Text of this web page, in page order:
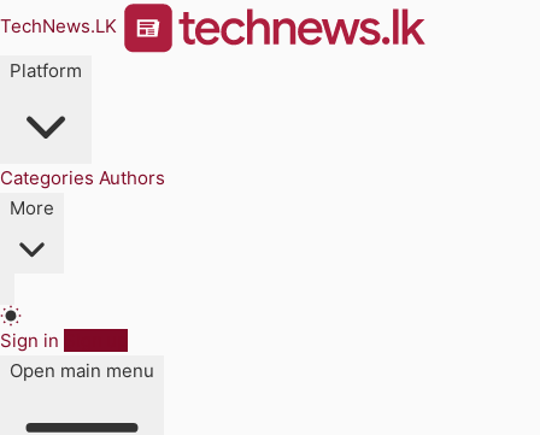
TechNews.LK
Platform
Categories Authors
More
Sign in
Open main menu